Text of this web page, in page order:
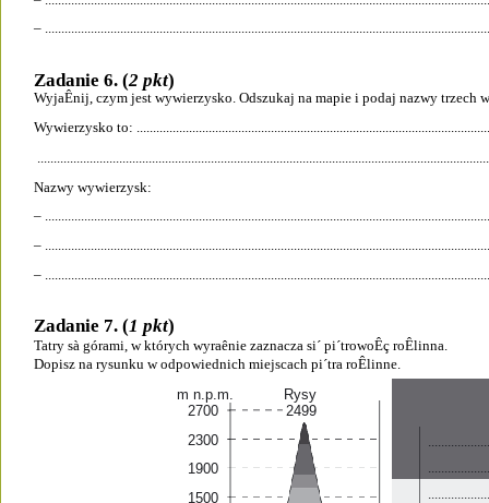
–
Zadanie 6. (2 pkt)
WyjaÊnij, czym jest wywierzysko. Odszukaj na mapie i podaj nazwy trzech
Wywierzysko to:
Nazwy wywierzysk:
–
–
–
Zadanie 7. (1 pkt)
Tatry sà górami, w których wyraênie zaznacza si´ pi´trowoÊç roÊlinna.
Dopisz na rysunku w odpowiednich miejscach pi´tra roÊlinne.
m n.p.m.
Rysy
2499
2700
2300
1900
1500